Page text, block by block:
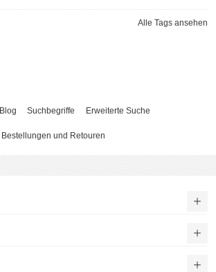
Alle Tags ansehen
Blog Suchbegriffe Erweiterte Suche
Bestellungen und Retouren